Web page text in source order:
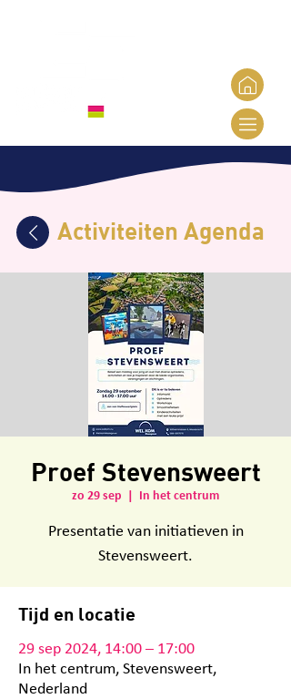
Activiteiten Agenda
Proef Stevensweert
zo 29 sep In het centrum
Presentatie van initiatieven in
Tijd en locatie
29 sep 2024, 14:00 – 17:00
In het centrum, Stevensweert,
Nederland